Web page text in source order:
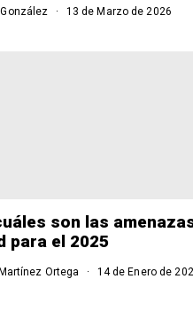
13 de Marzo de 2026
son las
para el 2025
Ortega 14 de Enero de